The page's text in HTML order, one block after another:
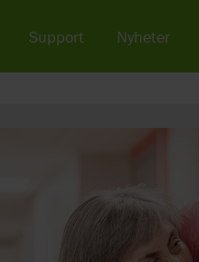
Support Nyheter